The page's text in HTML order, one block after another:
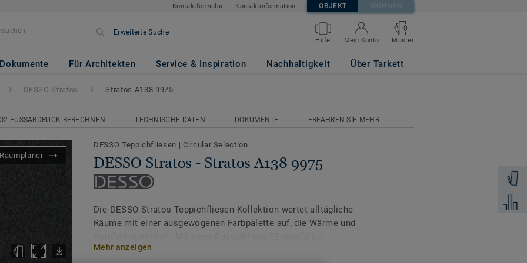
Kontaktformular Kontaktinformation OBJEKT WOHNEN
Erweiterte Suche
Hilfe Mein Konto
0
Muster
Dokumente Für Architekten Service & Inspiration Nachhaltigkeit Über Tarkett
A138 9975
Zum
DESSO Stratos Stratos A138 9975
FUSSABDRUCK BERECHNEN TECHNISCHE DATEN DOKUMENTE ERFAHREN SIE MEHR
Raumplaner
DESSO Teppichfliesen | Circular Selection
DESSO Stratos - Stratos A138 9975
Die DESSO Stratos Teppichfliesen-Kollektion wertet alltägliche
Räume mit einer ausgewogenen Farbpalette auf, die Wärme und
abgestimmten Farben steht Stratos für die gelungene Verbindung
Mehr anzeigen